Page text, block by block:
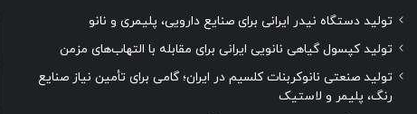
تولید دستگاه نیدر ایرانی برای صنایع دارویی، پلیمری و نانو
تولید کپسول گیاهی نانویی ایرانی برای مقابله با التهاب‌های مزمن
تولید صنعتی نانوکربنات کلسیم در ایران؛ گامی برای تأمین نیاز صنایع
رنگ، پلیمر و لاستیک